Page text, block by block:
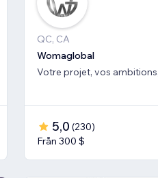
QC, CA
Womaglobal
Votre projet, vos
5,0 (230)
Från 300 $